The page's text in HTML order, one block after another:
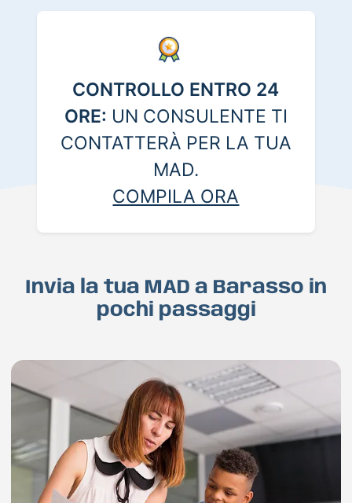
CONTROLLO ENTRO 24
ORE: UN CONSULENTE TI
CONTATTERÀ PER LA TUA
MAD.
COMPILA ORA
Invia la tua MAD a Barasso in
pochi passaggi